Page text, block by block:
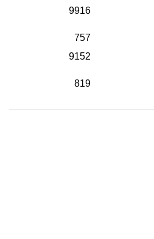
9916
757
9152
819